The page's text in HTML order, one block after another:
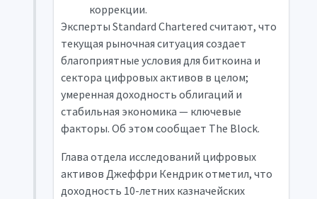
коррекции.
Эксперты Standard Chartered считают, что
текущая рыночная ситуация создает
благоприятные условия для биткоина и
сектора цифровых активов в целом;
умеренная доходность облигаций и
стабильная экономика — ключевые
факторы. Об этом сообщает The Block.
Глава отдела исследований цифровых
активов Джеффри Кендрик отметил, что
доходность 10-летних казначейских